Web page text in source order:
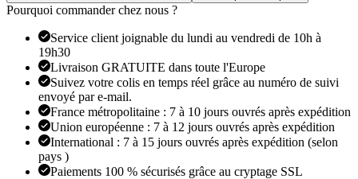
les
belles
fesses
américaines
respirantes
Pourquoi commander chez nous ?
Service client joignable du lundi au vendredi de 10h à
19h30
Livraison GRATUITE dans toute l'Europe
Suivez votre colis en temps réel grâce au numéro de suivi
envoyé par e-mail.
France métropolitaine : 7 à 10 jours ouvrés après expédition
Union européenne : 7 à 12 jours ouvrés après expédition
International : 7 à 15 jours ouvrés après expédition (selon
pays )
Paiements 100 % sécurisés grâce au cryptage SSL